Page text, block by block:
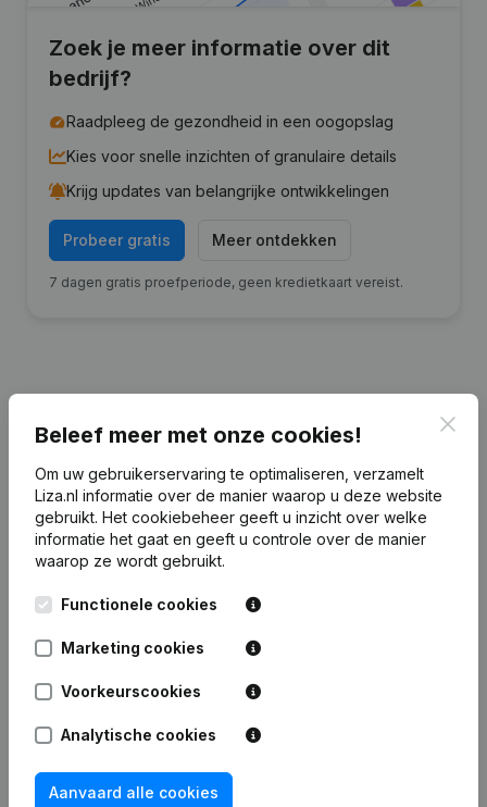
Zoek je meer informatie over dit
bedrijf?
Raadpleeg de gezondheid in een oogopslag
Kies voor snelle inzichten of granulaire details
Krijg updates van belangrijke ontwikkelingen
Probeer gratis Meer ontdekken
7 dagen gratis proefperiode, geen kredietkaart vereist.
Cardioloog
2024 2023 2022
Eigen
4.460.926
Beleef meer met onze cookies!
Om uw gebruikerservaring te optimaliseren, verzamelt
Liza.nl informatie over de manier waarop u deze website
gebruikt. Het cookiebeheer geeft u inzicht over welke
informatie het gaat en geeft u controle over de manier
waarop ze wordt gebruikt.
Functionele cookies
Marketing cookies
Voorkeurscookies
Analytische cookies
Aanvaard alle cookies